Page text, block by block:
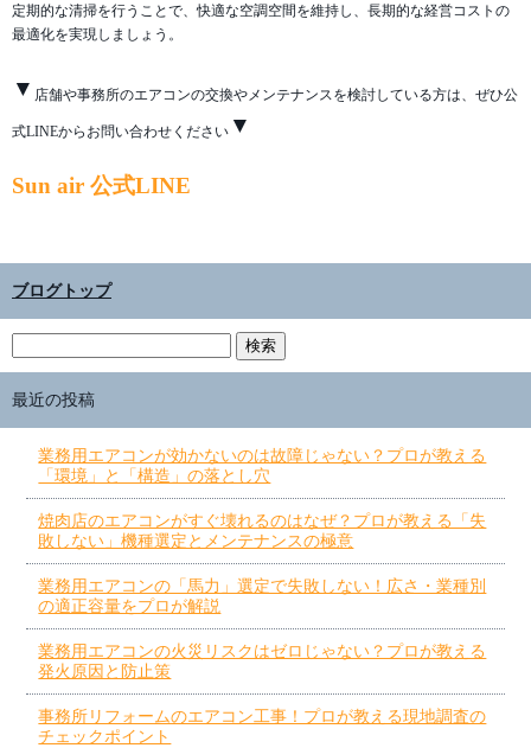
定期的な清掃を行うことで、快適な空調空間を維持し、長期的な経営コストの
最適化を実現しましょう。
▼ 店舗や事務所のエアコンの交換やメンテナンスを検討している方は、ぜひ公
式LINEからお問い合わせください ▼
Sun air 公式LINE
ブログトップ
最近の投稿
業務用エアコンが効かないのは故障じゃない？プロが教える
「環境」と「構造」の落とし穴
焼肉店のエアコンがすぐ壊れるのはなぜ？プロが教える「失
敗しない」機種選定とメンテナンスの極意
業務用エアコンの「馬力」選定で失敗しない！広さ・業種別
の適正容量をプロが解説
業務用エアコンの火災リスクはゼロじゃない？プロが教える
発火原因と防止策
事務所リフォームのエアコン工事！プロが教える現地調査の
チェックポイント